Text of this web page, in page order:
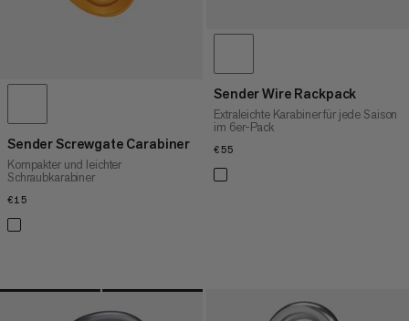
Sender Screwgate Carabiner
Kompakter und leichter
Schraubkarabiner
€15
Sender Wire Rackpack
Extraleichte Karabiner für jede Saison
im 6er-Pack
€55